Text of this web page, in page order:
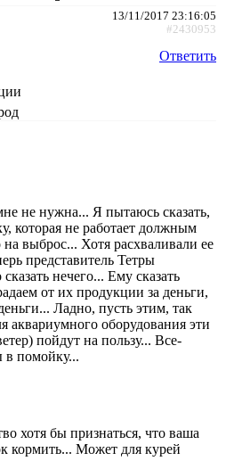
13/11/2017 23:16:05
#2430953
Ответить
не нужна... Я пытаюсь сказать,
которая не работает должным
на выброс... Хотя расхваливали ее
представитель Тетры
нечего... Ему сказать
от их продукции за деньги,
Ладно, пусть этим, так
аквариумного оборудования эти
пойдут на пользу... Все-
помойку...
хотя бы признаться, что ваша
кормить... Может для курей